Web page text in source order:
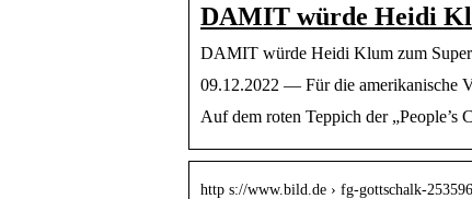
DAMIT würde Heidi
DAMIT würde Heidi Klum zum
09.12.2022 — Für die amerikanische
Auf dem roten Teppich der
http s://www.bild.de › fg-gottschalk-